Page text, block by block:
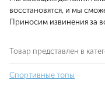
восстановятся, и мы
Приносим извинения за
Товар представлен в
Спортивные топы